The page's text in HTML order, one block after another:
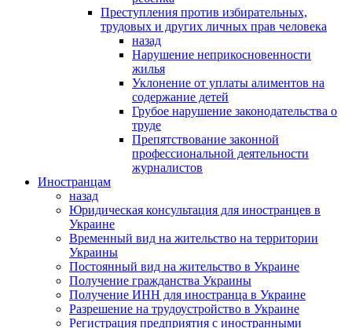
Преступления против избирательных,
трудовых и других личных прав человека
назад
Нарушение неприкосновенности
жилья
Уклонение от уплаты алиментов на
содержание детей
Грубое нарушение законодательства о
труде
Препятствование законной
профессиональной деятельности
журналистов
Иностранцам
назад
Юридическая консультация для иностранцев в
Украине
Временный вид на жительство на территории
Украины
Постоянный вид на жительство в Украине
Получение гражданства Украины
Получение ИНН для иностранца в Украине
Разрешение на трудоустройство в Украине
Регистрация предприятия с иностранными